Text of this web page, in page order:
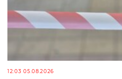
12:03 05.08.2026